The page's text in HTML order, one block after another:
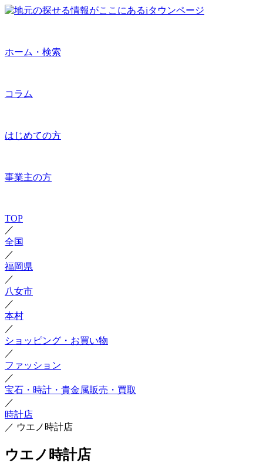
ホーム・検索
コラム
はじめての方
事業主の方
TOP
／
全国
／
福岡県
／
八女市
／
本村
／
ショッピング・お買い物
／
ファッション
／
宝石・時計・貴金属販売・買取
／
時計店
／ ウエノ時計店
ウエノ時計店